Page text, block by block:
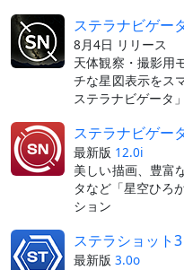
ステラナビゲー
8月4日 リリース
天体観察・撮影用
チな星図表示をス
ステラナビゲータ」
ステラナビゲー
最新版 12.0i
美しい描画、豊富
タなど「星空ひろ
ション
ステラショット3
最新版 3.0o